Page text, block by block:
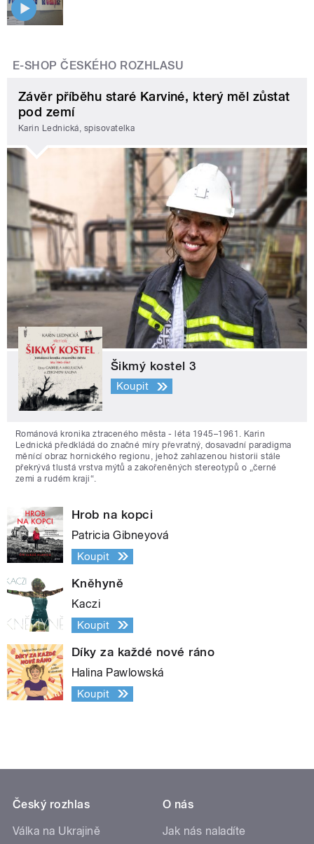
E-SHOP ČESKÉHO ROZHLASU
Závěr příběhu staré Karviné, který měl zůstat
pod zemí
Karin Lednická, spisovatelka
Šikmý kostel 3
Koupit
Románová kronika ztraceného města - léta 1945–1961. Karin
Lednická předkládá do značné míry převratný, dosavadní paradigma
měnící obraz hornického regionu, jehož zahlazenou historii stále
překrývá tlustá vrstva mýtů a zakořeněných stereotypů o „černé
zemi a rudém kraji“.
Hrob na kopci
Patricia Gibneyová
Koupit
Kněhyně
Kaczi
Koupit
Díky za každé nové ráno
Halina Pawlowská
Koupit
Český rozhlas
Válka na Ukrajině
O nás
Jak nás naladíte